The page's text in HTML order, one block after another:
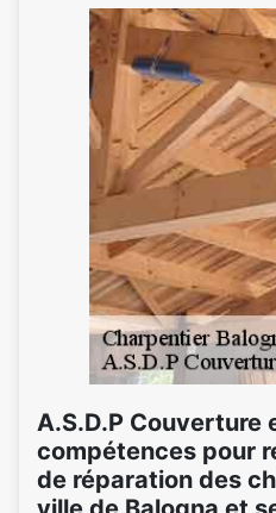
A.S.D.P Couverture
compétences pour
de réparation des